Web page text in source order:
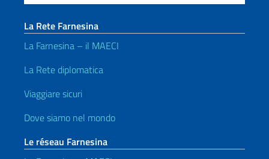
La Rete Farnesina
La Farnesina – il MAECI
La Rete diplomatica
Viaggiare sicuri
Dove siamo nel mondo
Le réseau Farnesina